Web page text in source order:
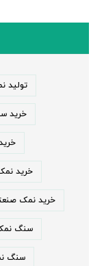
تولید
خرید
خرید
خرید نمک
سنگ
سنگ